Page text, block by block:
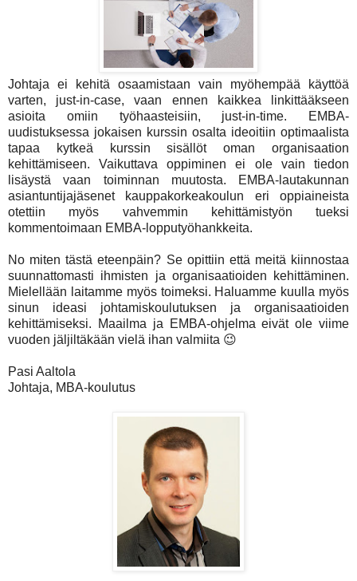
Johtaja ei kehitä osaamistaan vain myöhempää käyttöä
varten, just-in-case, vaan ennen kaikkea linkittääkseen
asioita omiin työhaasteisiin, just-in-time. EMBA-
uudistuksessa jokaisen kurssin osalta ideoitiin optimaalista
tapaa kytkeä kurssin sisällöt oman organisaation
kehittämiseen. Vaikuttava oppiminen ei ole vain tiedon
lisäystä vaan toiminnan muutosta. EMBA-lautakunnan
asiantuntijajäsenet kauppakorkeakoulun eri oppiaineista
otettiin myös vahvemmin kehittämistyön tueksi
kommentoimaan EMBA-lopputyöhankkeita.
No miten tästä eteenpäin? Se opittiin että meitä kiinnostaa
suunnattomasti ihmisten ja organisaatioiden kehittäminen.
Mielellään laitamme myös toimeksi. Haluamme kuulla myös
sinun ideasi johtamiskoulutuksen ja organisaatioiden
kehittämiseksi. Maailma ja EMBA-ohjelma eivät ole viime
vuoden jäljiltäkään vielä ihan valmiita 😉
Pasi Aaltola
Johtaja, MBA-koulutus